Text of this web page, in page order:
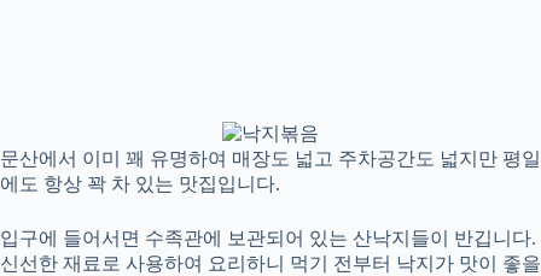
문산에서 이미 꽤 유명하여 매장도 넓고 주차공간도 넓지만 평일
에도 항상 꽉 차 있는 맛집입니다.
입구에 들어서면 수족관에 보관되어 있는 산낙지들이 반깁니다.
신선한 재료로 사용하여 요리하니 먹기 전부터 낙지가 맛이 좋을